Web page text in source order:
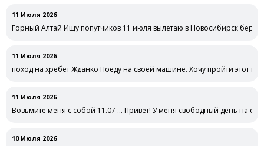
11 Июля 2026
Горный Алтай Ищу попутчиков 11 июля вылетаю в Новосибирск беру
11 Июля 2026
поход на хребет Жданко Поеду на своей машине. Хочу пройти этот
11 Июля 2026
Возьмите меня с собой 11.07 … Привет! У меня свободный день на
10 Июля 2026